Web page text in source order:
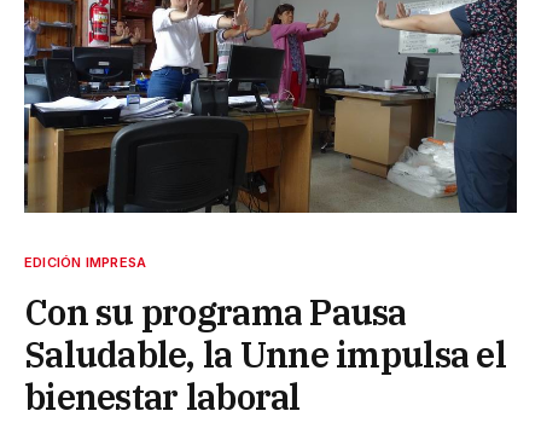
EDICIÓN IMPRESA
Con su programa Pausa
Saludable, la Unne impulsa el
bienestar laboral